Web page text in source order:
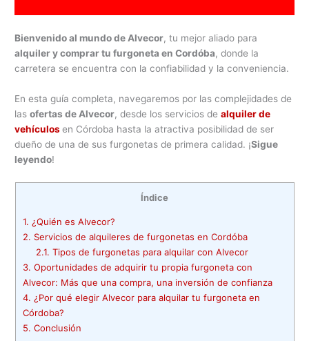
Bienvenido al mundo de Alvecor, tu mejor aliado para
alquiler y comprar tu furgoneta en Cordóba, donde la
carretera se encuentra con la confiabilidad y la conveniencia.
En esta guía completa, navegaremos por las complejidades de
lasofertas de Alvecor, desde los servicios dealquiler de
vehículosen Córdoba hasta la atractiva posibilidad de ser
dueño de una de sus furgonetas de primera calidad. ¡Sigue
leyendo!
Índice
1. ¿Quién es Alvecor?
2. Servicios de alquileres de furgonetas en Cordóba
2.1. Tipos de furgonetas para alquilar con Alvecor
3. Oportunidades de adquirir tu propia furgoneta con
Alvecor: Más que una compra, una inversión de confianza
4. ¿Por qué elegir Alvecor para alquilar tu furgoneta en
Córdoba?
5. Conclusión